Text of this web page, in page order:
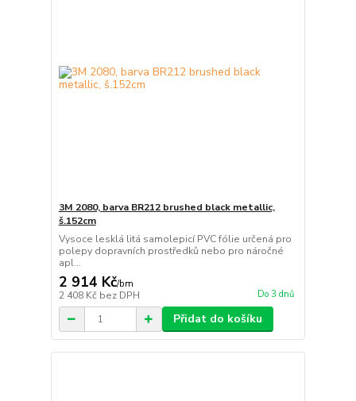
3M 2080, barva BR212 brushed black metallic,
š.152cm
Vysoce lesklá litá samolepicí PVC fólie určená pro
polepy dopravních prostředků nebo pro náročné
apl...
2 914 Kč/bm
2 408 Kč bez DPH Do 3 dnů
Přidat do košíku